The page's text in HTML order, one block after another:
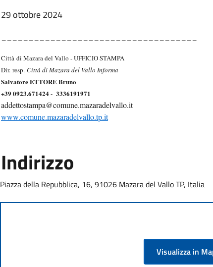
29 ottobre 2024
Città di Mazara del Vallo - UFFICIO STAMPA
Dir. resp. Città di Mazara del Vallo Informa
Salvatore ETTORE Bruno
+39 0923.671424 - 3336191971
addettostampa@comune.mazaradelvallo.it
www.comune.mazaradelvallo.tp.it
Indirizzo
Piazza della Repubblica, 16, 91026 Mazara del Vallo TP, Italia
Visualizza in